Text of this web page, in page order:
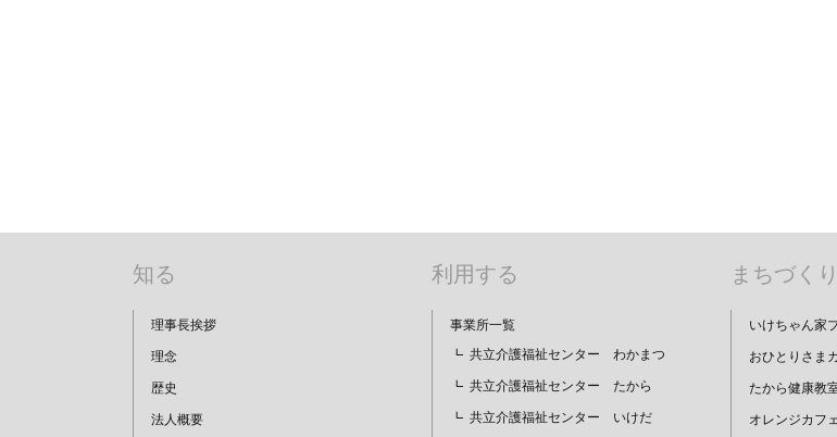
知る
理事長挨拶
理念
歴史
法人概要
利用する
事業所一覧
共立介護福祉センター わかまつ
共立介護福祉センター たから
共立介護福祉センター いけだ
まちづくり
いけちゃん家
おひとりさま
たから健康教
オレンジカフ